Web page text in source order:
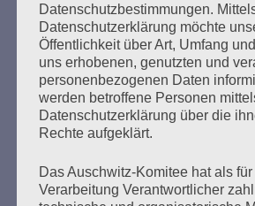
Seitennummerierung
der
Beiträge
Zurück
euch schuldig, wenn ihr nichts über
wissen wollt. Ihr müsst alles wissen,
Datenschutzbestimmungen.
Datenschutzerklärung möchte
Öffentlichkeit über Art, Umfang
uns erhobenen, genutzten und
personenbezogenen Daten
werden betroffene Personen
Datenschutzerklärung über die
Rechte aufgeklärt.
Das Auschwitz-Komitee hat als
Verarbeitung Verantwortlicher